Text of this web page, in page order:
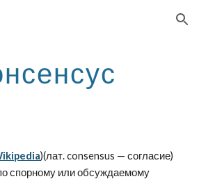
Skip to navigation
)(лат. consensus — согласие)
спорному или обсуждаемому